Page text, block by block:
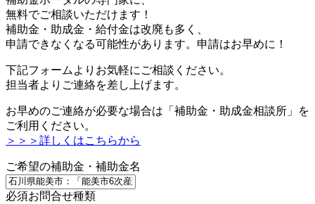
無料でご相談いただけます！
補助金・助成金・給付金は改廃も多く、
申請できなくなる可能性があります。申請はお早めに！
下記フォームよりお気軽にご相談ください。
担当者よりご連絡を差し上げます。
お早めのご連絡が必要な場合は「補助金・助成金相談所」を
ご利用ください。
＞＞＞詳しくはこちらから
ご希望の補助金・補助金名
必須お問合せ種類